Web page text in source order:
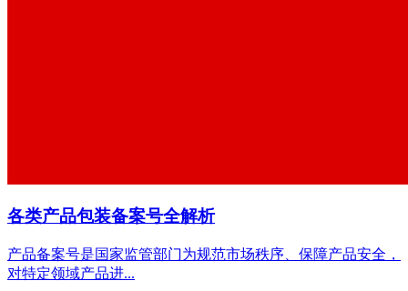
各类产品包装备案号全解析
产品备案号是国家监管部门为规范市场秩序、保障产品安全，
对特定领域产品进...